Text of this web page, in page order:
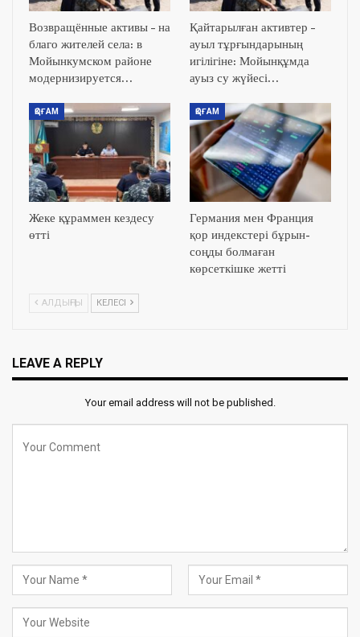
Возвращённые активы – на
благо жителей села: в
Мойынкумском районе
модернизируется…
Қайтарылған активтер –
ауыл тұрғындарының
игілігіне: Мойынқұмда
ауыз су жүйесі…
ҚОҒАМ
Жеке құраммен кездесу
өтті
ҚОҒАМ
Германия мен Франция
қор индекстері бұрын-
соңды болмаған
көрсеткішке жетті
АЛДЫҢҒЫ КЕЛЕСІ
LEAVE A REPLY
Your email address will not be published.